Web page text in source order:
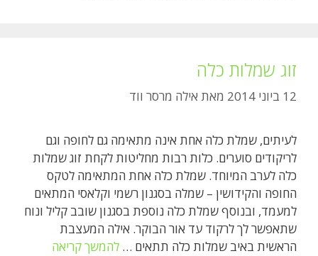
זוג שמלות כלה
12 ביוני 2014 מאת אילה מרסר ווד
לעיתים, שמלת כלה אחת אינה מתאימה גם לחופה וגם
לריקודים סוערים. כלות רבות מחליטות לקחת זוג שמלות
כלה לערב המיוחד. שמלת כלה אחת המתאימה לטקס
החופה והקידושין – שמלה בסגנון רשמי וקלאסי המתאים
למעמד, ובנוסף שמלת כלה נוספת בסגנון שובב קליל ונוח
שתאפשר לך לרקוד עד אור הבוקר. אילה המעצבת
הראשית באיב שמלות כלה תתאים … להמשך קריאה